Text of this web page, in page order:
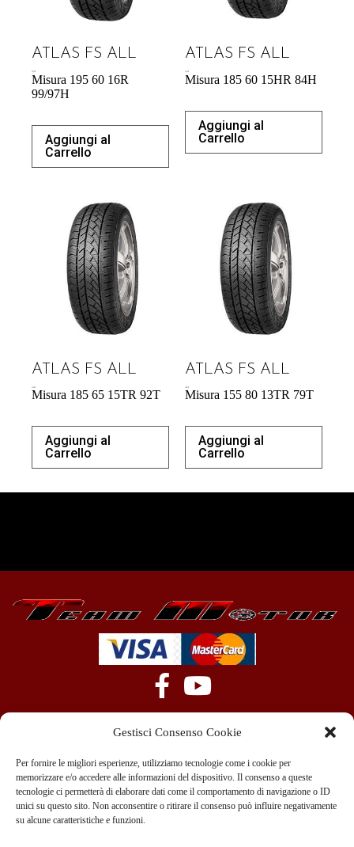
Gestisci Consenso Cookie
Per fornire le migliori esperienze, utilizziamo tecnologie come i cookie per
memorizzare e/o accedere alle informazioni del dispositivo. Il consenso a queste
tecnologie ci permetterà di elaborare dati come il comportamento di navigazione o ID
unici su questo sito. Non acconsentire o ritirare il consenso può influire negativamente
su alcune caratteristiche e funzioni.
ATLAS FS ALL
Misura 195 60 16R
99/97H
Aggiungi al
Carrello
ATLAS FS ALL
Misura 185 60 15HR 84H
Aggiungi al
Carrello
ATLAS FS ALL
Misura 185 65 15TR 92T
Aggiungi al
Carrello
ATLAS FS ALL
Misura 155 80 13TR 79T
Aggiungi al
Carrello
+39 351 970 89 33
info@teammotor.it